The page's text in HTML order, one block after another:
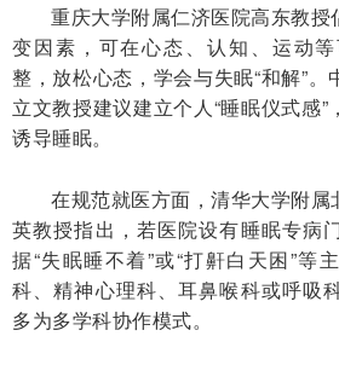
重庆大学附属仁济医院高东教
变因素，可在心态、认知、运动
整，放松心态，学会与失眠“和解”
立文教授建议建立个人“睡眠仪式感
诱导睡眠。
在规范就医方面，清华大学附
英教授指出，若医院设有睡眠专病
据“失眠睡不着”或“打鼾白天困”等
科、精神心理科、耳鼻喉科或呼吸
多为多学科协作模式。